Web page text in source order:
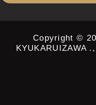
Copyright ©
KYUKARUIZAWA